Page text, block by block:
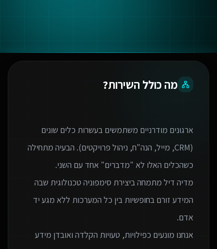
מה כולל השירות?
ארגונים מודרניים משתמשים בעשרות כלים שונים
(CRM, מייל, הנה"ח, ניהול פרויקטים). הבעיה מתחילה
מדיה דיל מתמחה ביצירת סימפוניה טכנולוגית שבה
המידע זורם בחופשיות בין כל המערכות ללא מגע יד
אנחנו מונעים כפילויות, טעויות הקלדה ואובדן מידע